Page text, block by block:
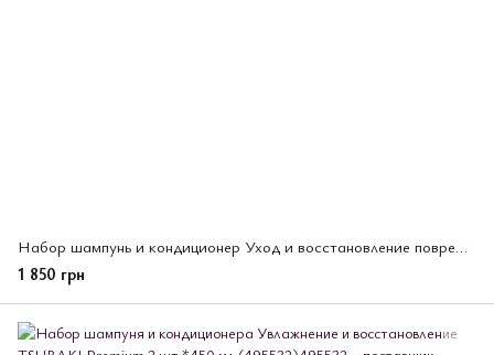
Набор шампунь и кондиционер Уход и восстановление поврежденных волос, TSUBAKI Premium ЕХ 2х400мл, (495556)
1 850 грн